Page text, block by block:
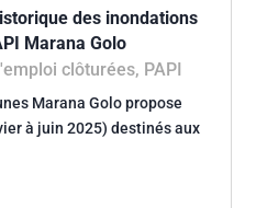
des inondations
Marana Golo
clôturées, PAPI
Marana Golo propose
à juin 2025) destinés aux